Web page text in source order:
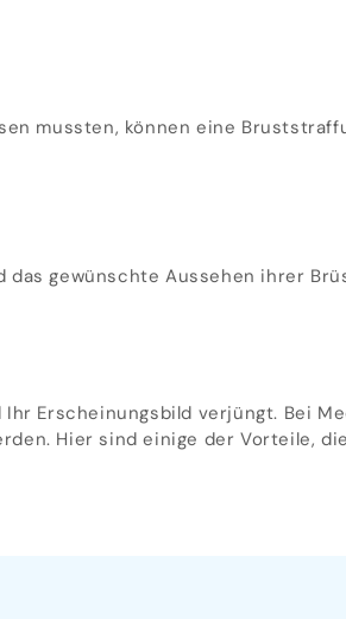
mussten, können eine
gewünschte Aussehen ihrer
Erscheinungsbild verjüngt. Bei
Hier sind einige der Vorteile,